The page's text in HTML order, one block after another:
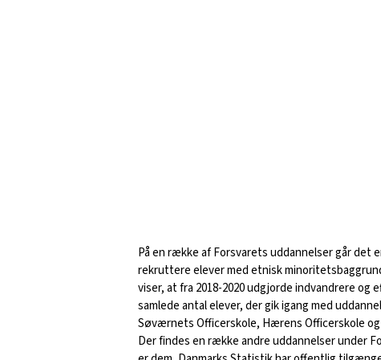
På en række af Forsvarets uddannelser går det
rekruttere elever med etnisk
viser, at fra 2018-2020 udgjorde indvandrere og
samlede antal elever, der gik igang med
Søværnets Officerskole, Hærens Officerskole
Der findes en række andre uddannelser under